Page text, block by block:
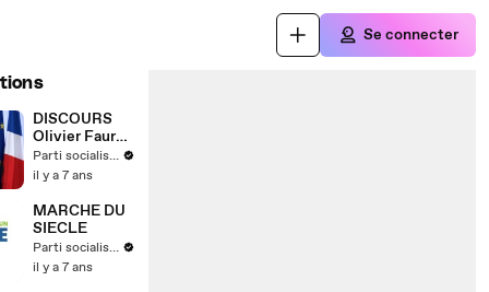
Se connecter
DISCOURS
Olivier Faure
16 MARS 2019
Parti socialiste
il y a 7 ans
MARCHE DU
SIECLE
Parti socialiste
il y a 7 ans